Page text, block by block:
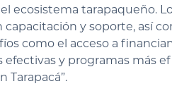
ecosistema tarapaqueño.
capacitación y soporte, así
como el acceso a
efectivas y programas más
Tarapacá”.